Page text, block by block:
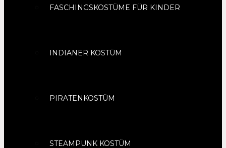
FASCHINGSKOSTÜME FÜR KINDER
INDIANER KOSTÜM
PIRATENKOSTÜM
STEAMPUNK KOSTÜM